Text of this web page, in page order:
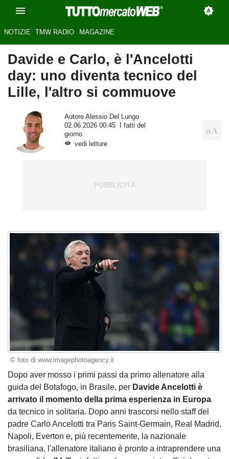
NOTIZIE TMW RADIO MAGAZINE
Davide e Carlo, è l'Ancelotti
day: uno diventa tecnico del
Lille, l'altro si commuove
Autore Alessio Del Lungo
02.06.2026 00:45
I fatti del
giorno
vedi letture
© foto di www.imagephotoagency.it
Dopo aver mosso i primi passi da primo allenatore alla
guida del Botafogo, in Brasile, per Davide Ancelotti è
arrivato il momento della prima esperienza in Europa
da tecnico in solitaria. Dopo anni trascorsi nello staff del
padre Carlo Ancelotti tra Paris Saint-Germain, Real Madrid,
Napoli, Everton e, più recentemente, la nazionale
brasiliana, l'allenatore italiano è pronto a intraprendere una